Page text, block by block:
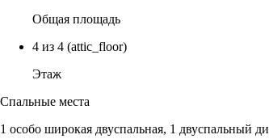
Общая площадь
4 из 4 (attic_floor)
Этаж
Спальные места
1 особо широкая двуспальная, 1 двуспальный